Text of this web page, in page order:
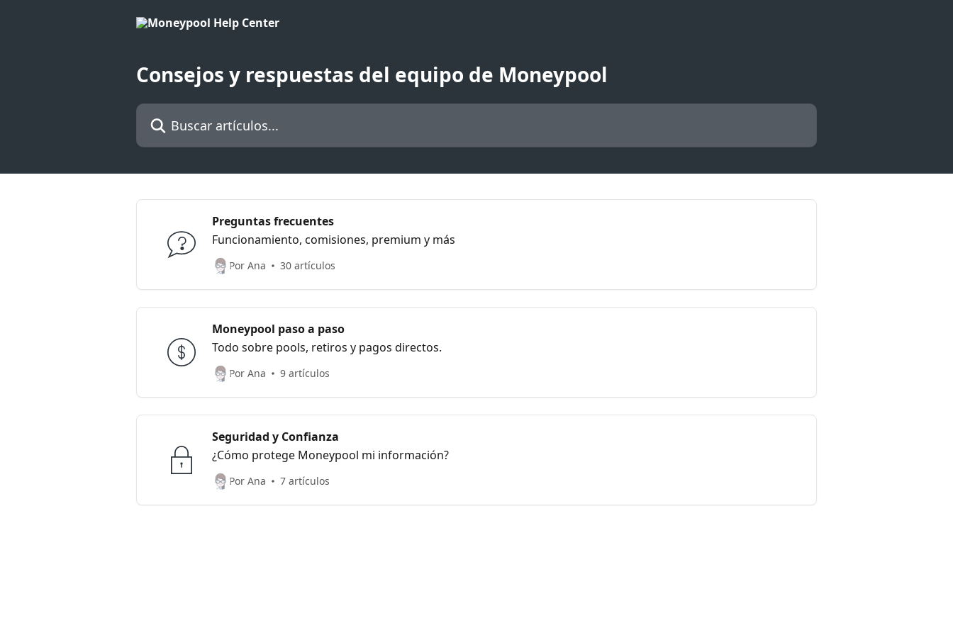
Consejos y respuestas del equipo de Moneypool
Buscar artículos...
Preguntas frecuentes
Funcionamiento, comisiones, premium y más
Por Ana 30 artículos
Moneypool paso a paso
Todo sobre pools, retiros y pagos directos.
Por Ana 9 artículos
Seguridad y Confianza
¿Cómo protege Moneypool mi información?
Por Ana 7 artículos